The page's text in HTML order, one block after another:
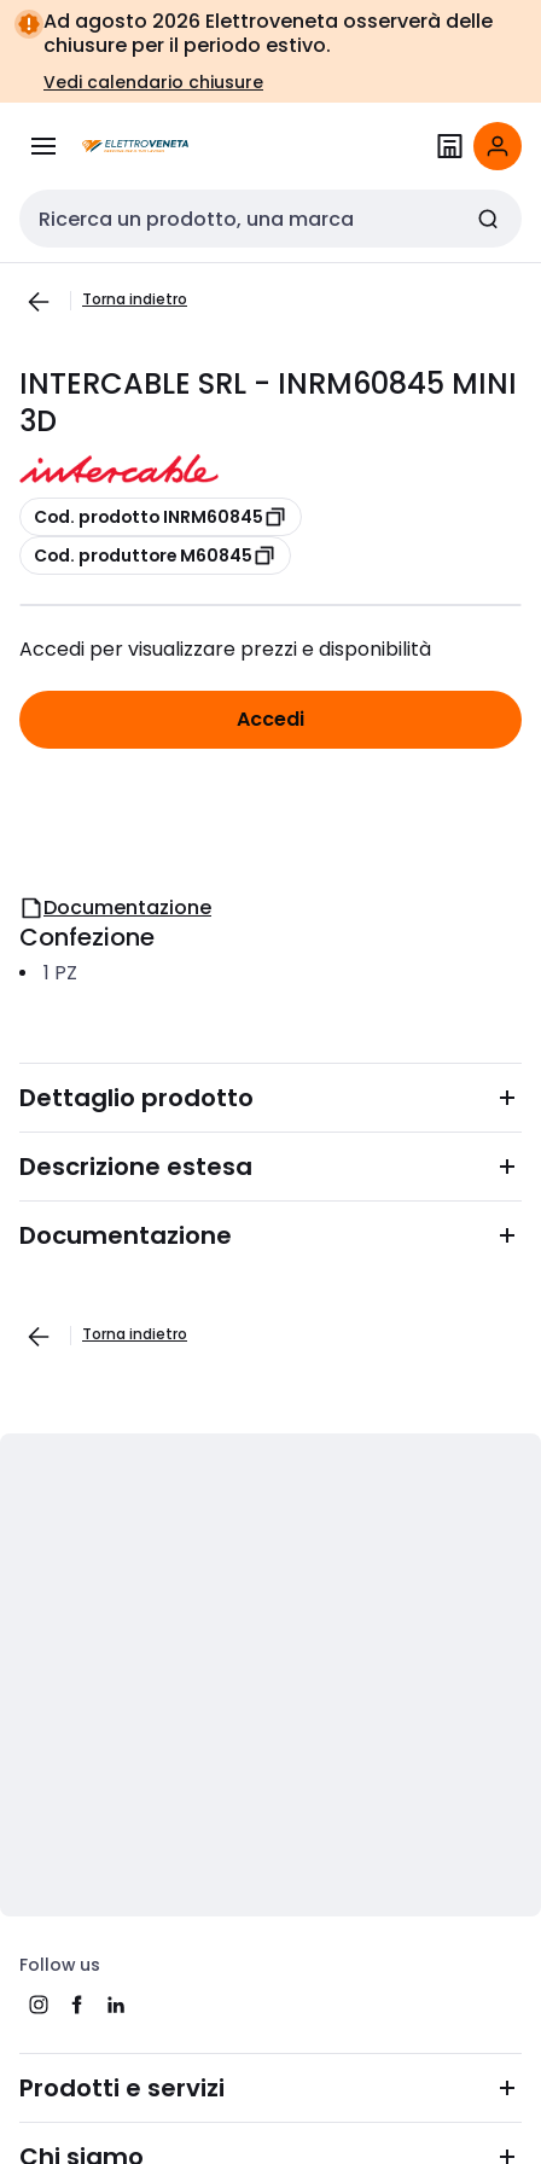
Vai alla
navigazione
Vai
alla
pagina
Ad agosto 2026 Elettroveneta osserverà delle
chiusure per il periodo estivo.
Vedi calendario chiusure
Cerca input
Torna indietro
INTERCABLE SRL - INRM60845 MINI
3D
copia
Cod. prodotto INRM60845
copia
Cod. produttore M60845
Accedi per visualizzare prezzi e disponibilità
Accedi
Documentazione
Confezione
1 PZ
Dettaglio prodotto
Descrizione estesa
Documentazione
Torna indietro
Follow us
Prodotti e servizi
Chi siamo